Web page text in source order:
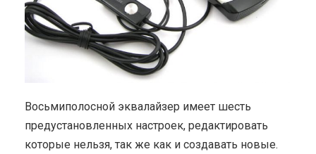
Восьмиполосной эквалайзер имеет шесть
предустановленных настроек, редактировать
которые нельзя, так же как и создавать новые.